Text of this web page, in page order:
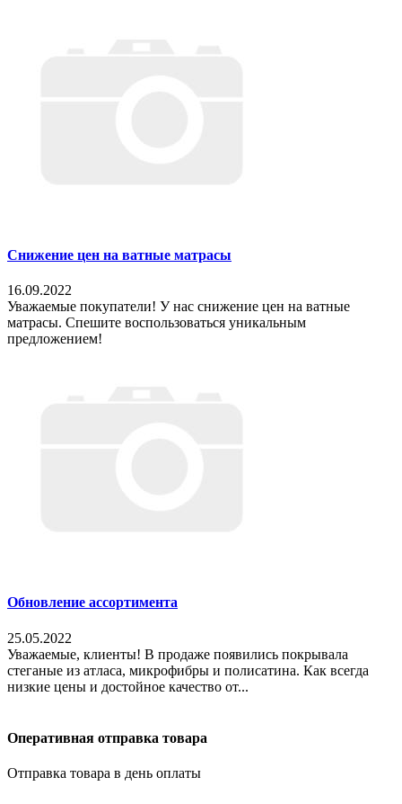
Снижение цен на ватные матрасы
16.09.2022
Уважаемые покупатели! У нас снижение цен на ватные
матрасы. Спешите воспользоваться уникальным
предложением!
Обновление ассортимента
25.05.2022
Уважаемые, клиенты! В продаже появились покрывала
стеганые из атласа, микрофибры и полисатина. Как всегда
низкие цены и достойное качество от...
Оперативная отправка товара
Отправка товара в день оплаты